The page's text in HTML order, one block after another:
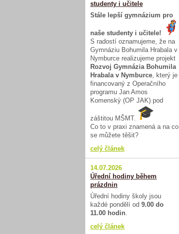
studenty i učitele
Stále lepší gymnázium pro
naše studenty i učitele!
S radostí oznamujeme, že na
Gymnáziu Bohumila Hrabala v
Nymburce realizujeme projekt
Rozvoj Gymnázia Bohumila
Hrabala v Nymburce, který je
financovaný z Operačního
programu Jan Amos
Komenský (OP JAK) pod
záštitou MŠMT.
Co to v praxi znamená a na co
se můžete těšit?
celý článek
14.07.2026
Úřední hodiny během
prázdnin
Úřední hodiny školy jsou
každé pondělí od 9.00 do
11.00 hodin.
celý článek